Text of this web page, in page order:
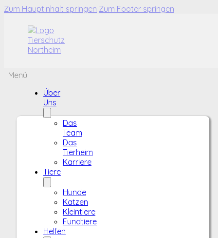
Zum Hauptinhalt springen Zum Footer springen
Menü
Über
Uns
Das
Team
Das
Tierheim
Karriere
Tiere
Hunde
Katzen
Kleintiere
Fundtiere
Helfen